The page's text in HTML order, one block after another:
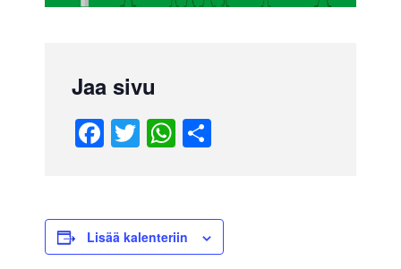
Jaa sivu
F
a
e
b
T
wi
er
W
h
s
A
e
Lisää kalenteriin